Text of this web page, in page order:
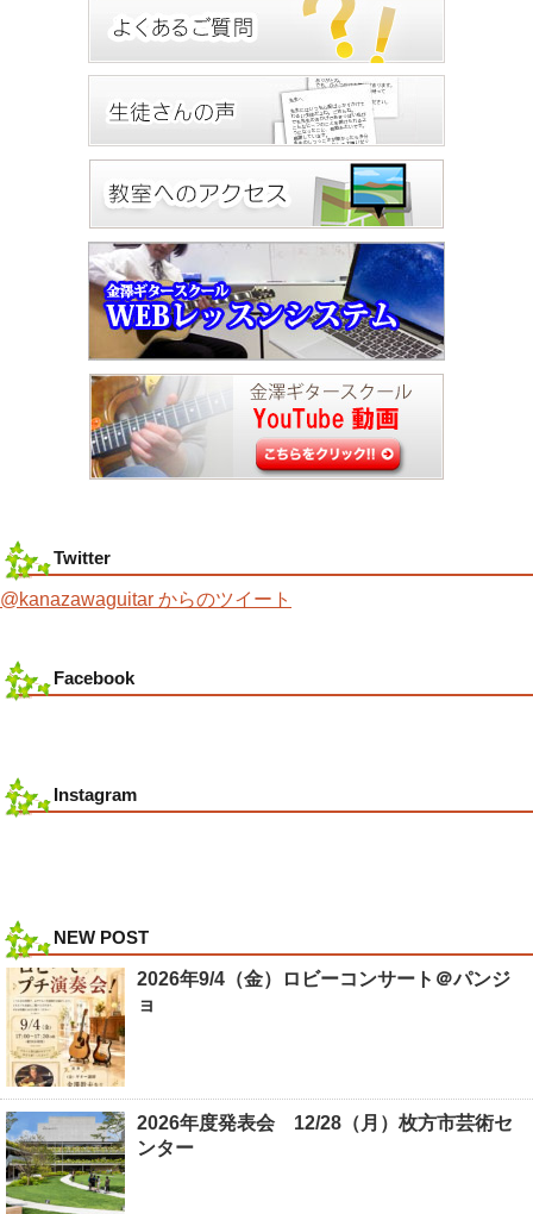
Twitter
@kanazawaguitar からのツイート
Facebook
Instagram
NEW POST
2026年9/4（金）ロビーコンサート＠パンジ
ョ
2026年度発表会 12/28（月）枚方市芸術セ
ンター